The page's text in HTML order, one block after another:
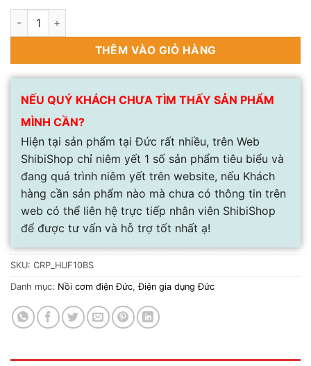
Nồi cơm điện Cuckoo cao tần Cuckoo CRP- HUF10BS số lượng
THÊM VÀO GIỎ HÀNG
NẾU QUÝ KHÁCH CHƯA TÌM THẤY SẢN PHẨM
MÌNH CẦN?
Hiện tại sản phẩm tại Đức rất nhiều, trên Web
ShibiShop chỉ niêm yết 1 số sản phẩm tiêu biểu và
đang quá trình niêm yết trên website, nếu Khách
hàng cần sản phẩm nào mà chưa có thông tin trên
web có thể liên hệ trực tiếp nhân viên ShibiShop
để được tư vấn và hỗ trợ tốt nhất ạ!
SKU: CRP_HUF10BS
Danh mục: Nồi cơm điện Đức,Điện gia dụng Đức